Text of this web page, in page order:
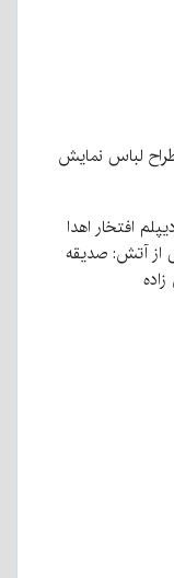
لباس نمایش
افتخار اهدا
از آتش: صدیقه